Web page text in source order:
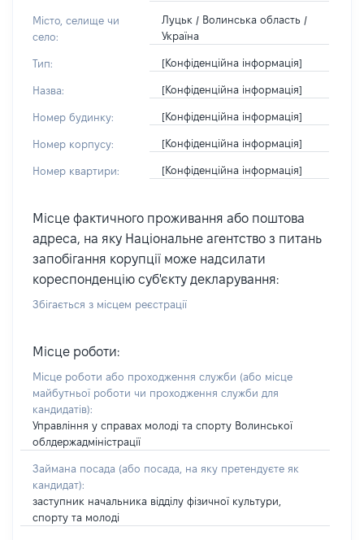
Місто, селище чи
село:
Луцьк / Волинська область /
Україна
Тип: [Конфіденційна інформація]
Назва: [Конфіденційна інформація]
Номер будинку: [Конфіденційна інформація]
Номер корпусу: [Конфіденційна інформація]
Номер квартири: [Конфіденційна інформація]
Місце фактичного проживання або поштова
адреса, на яку Національне агентство з питань
запобігання корупції може надсилати
кореспонденцію суб'єкту декларування:
Збігається з місцем реєстрації
Місце роботи:
Місце роботи або проходження служби (або місце
майбутньої роботи чи проходження служби для
кандидатів):
Управління у справах молоді та спорту Волинської
облдержадміністрації
Займана посада (або посада, на яку претендуєте як
кандидат):
заступник начальника відділу фізичної культури,
спорту та молоді